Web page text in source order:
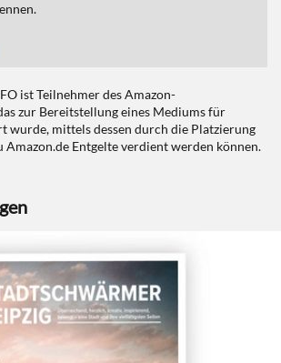
ist Teilnehmer des Amazon-
zur Bereitstellung eines Mediums für
wurde, mittels dessen durch die Platzierung
Amazon.de Entgelte verdient werden können.